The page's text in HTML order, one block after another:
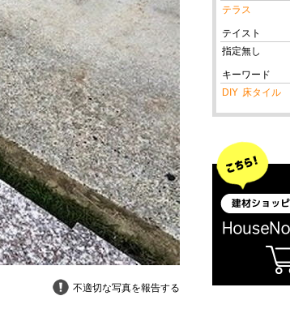
不適切な写真を報告する
テラス
テイスト
指定無し
キーワード
DIY 床タイル